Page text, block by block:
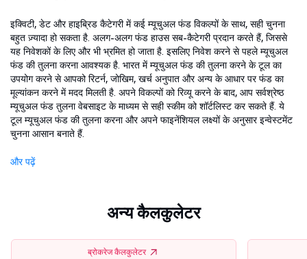
इक्विटी, डेट और हाइब्रिड कैटेगरी में कई म्यूचुअल फंड विकल्पों के साथ, सही चुनना
बहुत ज़्यादा हो सकता है. अलग-अलग फंड हाउस सब-कैटेगरी प्रदान करते हैं, जिससे
यह निवेशकों के लिए और भी भ्रमित हो जाता है. इसलिए निवेश करने से पहले म्यूचुअल
फंड की तुलना करना आवश्यक है. भारत में म्यूचुअल फंड की तुलना करने के टूल का
उपयोग करने से आपको रिटर्न, जोखिम, खर्च अनुपात और अन्य के आधार पर फंड का
मूल्यांकन करने में मदद मिलती है. अपने विकल्पों को रिव्यू करने के बाद, आप सर्वश्रेष्ठ
म्यूचुअल फंड तुलना वेबसाइट के माध्यम से सही स्कीम को शॉर्टलिस्ट कर सकते हैं. ये
टूल म्यूचुअल फंड की तुलना करना और अपने फाइनेंशियल लक्ष्यों के अनुसार इन्वेस्टमेंट
चुनना आसान बनाते हैं.
और पढ़ें
अन्य कैलकुलेटर
ब्रोकरेज कैलकुलेटर